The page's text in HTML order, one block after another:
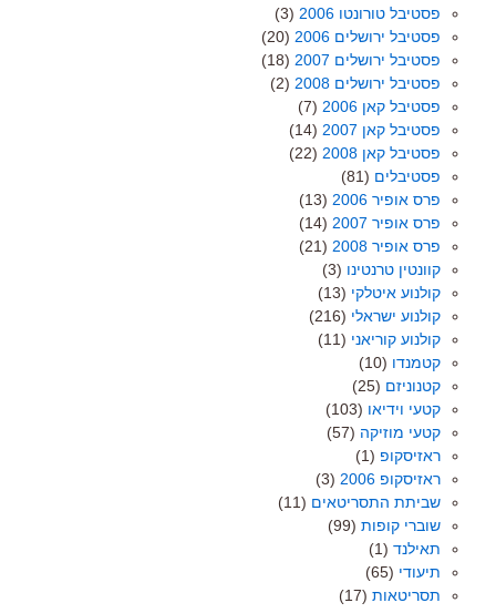
פסטיבל טורונטו 2006
(3)
פסטיבל ירושלים 2006
(20)
פסטיבל ירושלים 2007
(18)
פסטיבל ירושלים 2008
(2)
פסטיבל קאן 2006
(7)
פסטיבל קאן 2007
(14)
פסטיבל קאן 2008
(22)
פסטיבלים (81)
פרס אופיר 2006
(13)
פרס אופיר 2007
(14)
פרס אופיר 2008
(21)
קוונטין טרנטינו (3)
קולנוע איטלקי (13)
קולנוע ישראלי (216)
קולנוע קוריאני (11)
קטמנדו (10)
קטנוניזם (25)
קטעי וידיאו (103)
קטעי מוזיקה (57)
ראזיסקופ (1)
ראזיסקופ 2006
(3)
שביתת התסריטאים (11)
שוברי קופות (99)
תאילנד (1)
תיעודי (65)
תסריטאות (17)